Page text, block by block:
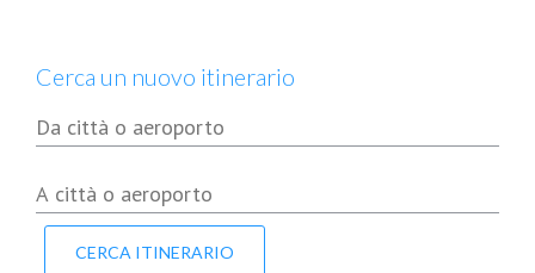
Cerca un nuovo itinerario